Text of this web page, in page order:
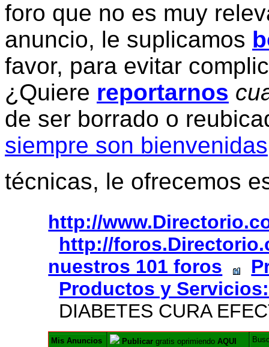
foro que no es muy
anuncio, le suplicamos
favor, para evitar
¿Quiere reportarnos
de ser borrado o
siempre son bienvenidas
técnicas, le ofrecemos
http://
http://
nuestros 101 foros
Productos y
DIABETES CURA
Mis Anuncios Publicar gratis oprimiendoAQUI